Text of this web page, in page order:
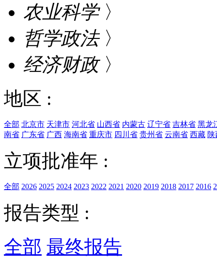
农业科学 〉
哲学政法 〉
经济财政 〉
地区 :
全部 北京市 天津市 河北省 山西省 内蒙古 辽宁省 吉林省 黑龙
南省 广东省 广西 海南省 重庆市 四川省 贵州省 云南省 西藏
立项批准年 :
全部 2026 2025 2024 2023 2022 2021 2020 2019 2018 2017 2016
报告类型 :
全部 最终报告